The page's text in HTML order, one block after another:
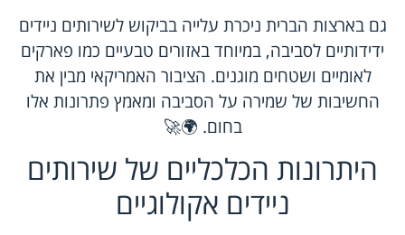
גם בארצות הברית ניכרת עלייה בביקוש לשירותים ניידים
ידידותיים לסביבה, במיוחד באזורים טבעיים כמו פארקים
לאומיים ושטחים מוגנים. הציבור האמריקאי מבין את
החשיבות של שמירה על הסביבה ומאמץ פתרונות אלו
בחום. 🌍🚀
היתרונות הכלכליים של שירותים
ניידים אקולוגיים